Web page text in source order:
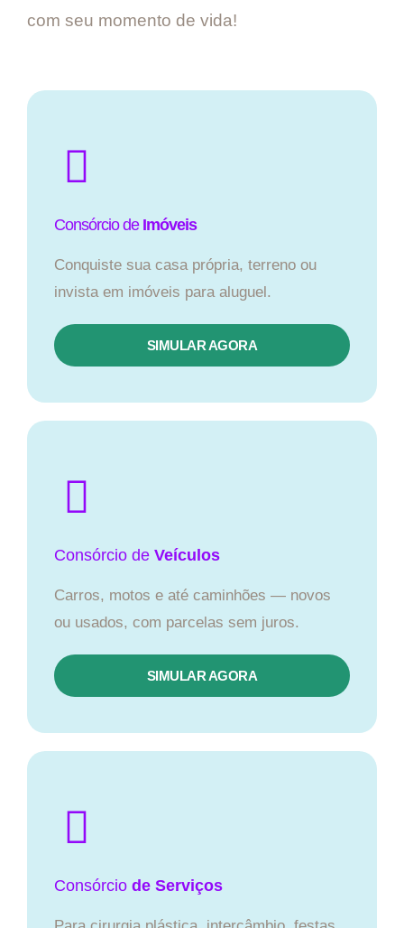
com seu momento de vida!
Consórcio de Imóveis
Conquiste sua casa própria, terreno ou
invista em imóveis para aluguel.
SIMULAR AGORA​
Consórcio de Veículos
Carros, motos e até caminhões — novos
ou usados, com parcelas sem juros.
SIMULAR AGORA
Consórcio de Serviços